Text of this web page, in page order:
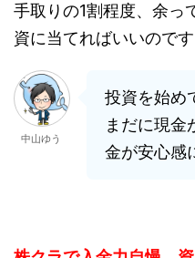
手取りの1割程度、余っ
資に当てればいいのです
中山ゆう
投資を始め
まだに現金
金が安心感